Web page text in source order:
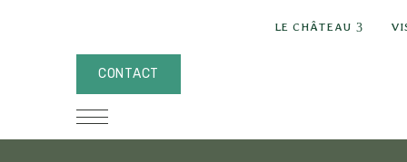
LE CHÂTEAU
CONTACT